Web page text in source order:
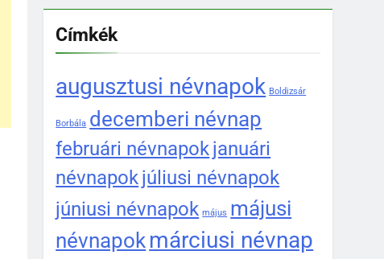
Címkék
augusztusi névnapok Boldizsár
Borbála decemberi névnap
februári névnapokjanuári
névnapokjúliusi névnapok
júniusi névnapok május májusi
névnapokmárciusi névnap